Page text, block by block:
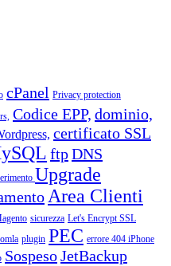
cPanel Privacy protection
Codice EPP, dominio,
certificato SSL
ftpDNS
Upgrade
Area Clienti
sicurezza Let's Encrypt SSL
plugin PEC errore 404 iPhone
SospesoJetBackup